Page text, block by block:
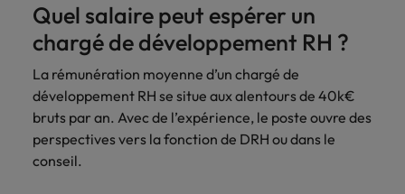
Quel salaire peut espérer un
chargé de développement RH ?
La rémunération moyenne d’un chargé de
développement RH se situe aux alentours de 40k€
bruts par an. Avec de l’expérience, le poste ouvre des
perspectives vers la fonction de DRH ou dans le
conseil.